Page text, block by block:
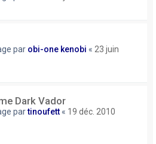
par obi-one kenobi « 23 juin
Dark Vador
partinoufett « 19 déc. 2010